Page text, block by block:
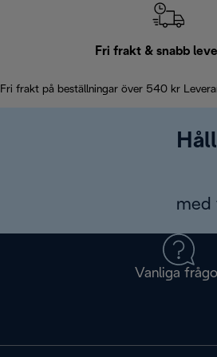
Fri frakt & snabb
Fri frakt på beställningar över 540 kr
med
Vanliga